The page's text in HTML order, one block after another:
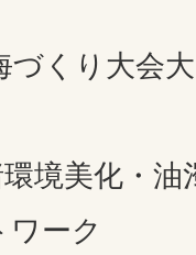
くり大会
境美化・油
ーク